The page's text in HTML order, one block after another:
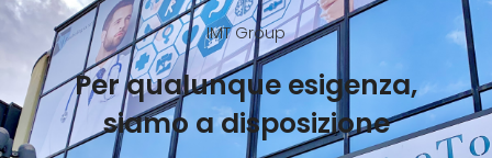
IMT Group
Per qualunque esigenza,
siamo a disposizione